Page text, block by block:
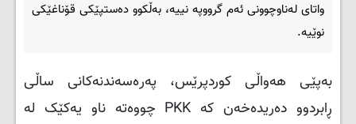
واتای لەناوچوونی ئەم گرووپە نییە، بەڵکوو دەستپێکی قۆناغێکی
نوێیە.
بەپێی هەواڵی کوردپرێس، پەرەسەندنەکانی ساڵی
ڕابردوو دەریدەخەن کە PKK چووەتە ناو یەکێک لە